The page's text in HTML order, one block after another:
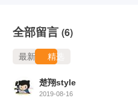
全部留言 (6)
最新 精选
楚翔style
2019-08-16